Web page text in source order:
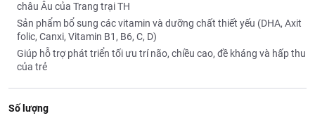
châu Âu của Trang trại TH
Sản phẩm bổ sung các vitamin và dưỡng chất thiết yếu (DHA, Axit
folic, Canxi, Vitamin B1, B6, C, D)
Giúp hỗ trợ phát triển tối ưu trí não, chiều cao, đề kháng và hấp thu
của trẻ
Số lượng